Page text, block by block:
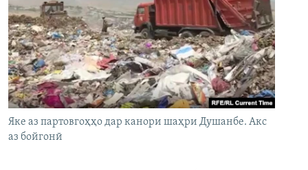
Яке аз партовгоҳҳо дар канори шаҳри Душанбе. Акс
аз бойгонӣ